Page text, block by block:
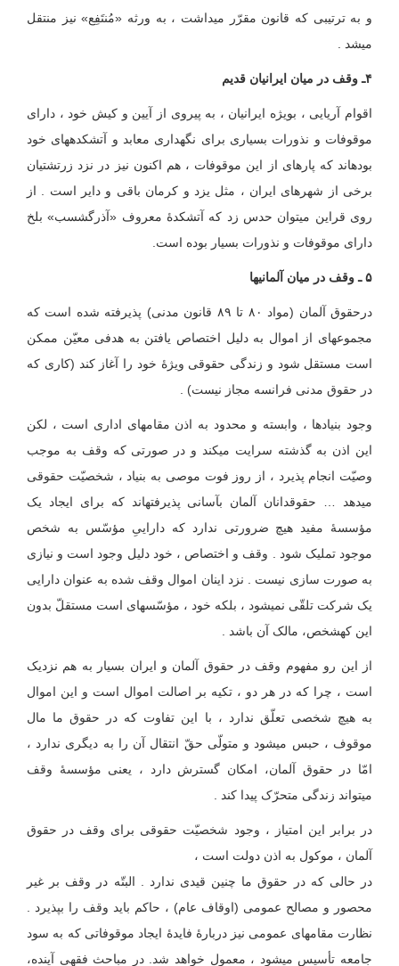
و به ترتیبی که قانون مقرّر می‏داشت ، به ورثه «مُنتَفِع» نیز منتقل
می‏شد .
۴ـ وقف در میان ایرانیان قدیم
اقوام آریایی ، بویژه ایرانیان ، به پیروی از آیین و کیش خود ، دارای
موقوفات و نذورات بسیاری برای نگهداری معابد و آتشکده‏های خود
بوده‏اند که پاره‏ای از این موقوفات ، هم اکنون نیز در نزد زرتشتیان
برخی از شهرهای ایران ، مثل یزد و کرمان باقی و دایر است . از
روی قراین می‏توان حدس زد که آتشکدۀ معروف «آذرگشسب» بلخ
دارای موقوفات و ‏نذورات ‏بسیار بوده ‏است.
۵ ـ وقف در میان آلمانیها
درحقوق آلمان (مواد ۸۰ تا ۸۹ قانون مدنی) پذیرفته شده است که
مجموعه‏ای از اموال به دلیل اختصاص یافتن به هدفی معیّن ممکن
است مستقل شود و زندگی حقوقی ویژۀ خود را آغاز کند (کاری که
در حقوق مدنی فرانسه مجاز نیست) .
وجود بنیادها ، وابسته و محدود به اذن مقامهای اداری است ، لکن
این اذن به گذشته سرایت می‏کند و در صورتی که وقف به موجب
وصیّت انجام پذیرد ، از روز فوت موصی به بنیاد ، شخصیّت حقوقی
می‏دهد … حقوقدانان آلمان بآسانی پذیرفته‏‏اند که برای ایجاد یک
مؤسسهٔ مفید هیچ ضرورتی ندارد که داراییِ مؤسّس به شخص
موجود تملیک شود . وقف و اختصاص ، خود دلیل وجود است و نیازی
به صورت سازی نیست . نزد اینان اموال وقف شده به عنوان دارایی
یک شرکت تلقّی نمی‏شود ، بلکه خود ، مؤسّسه‏ای است مستقلّ بدون
این که‏شخص، مالک آن باشد .
از این رو مفهوم وقف در حقوق آلمان و ایران بسیار به هم نزدیک
است ، چرا که در هر دو ، تکیه بر اصالت اموال است و این اموال
به هیچ شخصی تعلّق ندارد ، با این تفاوت که در حقوق ما مال
موقوف ، حبس می‏شود و متولّی حقّ انتقال آن را به دیگری ندارد ،
امّا در حقوق آلمان، امکان گسترش دارد ، یعنی مؤسسهٔ وقف
می‏تواند زندگی متحرّک پیدا کند .
در برابر این امتیاز ، وجود شخصیّت حقوقی برای وقف در حقوق
آلمان ، موکول به اذن دولت است ،
در حالی که در حقوق ما چنین قیدی ندارد . البتّه در وقف بر غیر
محصور و مصالح عمومی (اوقاف عام) ، حاکم باید وقف را بپذیرد .
نظارت مقامهای عمومی نیز دربارۀ فایدۀ ایجاد موقوفاتی که به سود
جامعه تأسیس می‏شود ، معمول خواهد شد. در مباحث فقهی آینده،